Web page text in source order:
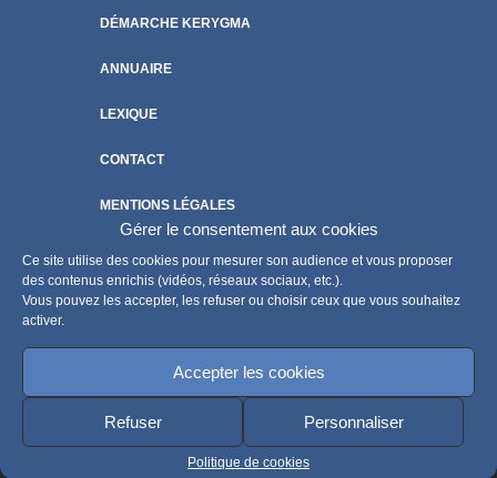
Gérer le consentement aux cookies
Ce site utilise des cookies pour mesurer son audience et vous proposer
des contenus enrichis (vidéos, réseaux sociaux, etc.).
Vous pouvez les accepter, les refuser ou choisir ceux que vous souhaitez
activer.
Accepter les cookies
Refuser Personnaliser
Politique de cookies
DÉMARCHE KERYGMA
ANNUAIRE
LEXIQUE
CONTACT
MENTIONS LÉGALES